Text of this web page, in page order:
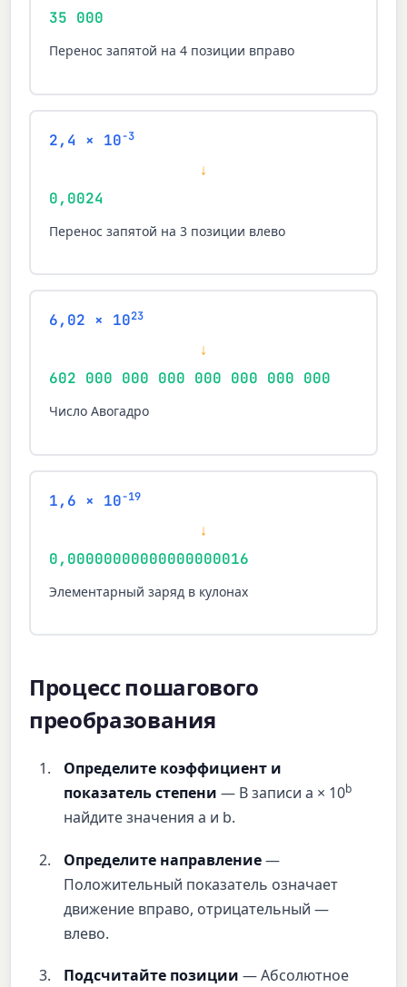
35 000
Перенос запятой на 4 позиции вправо
2,4 × 10-3
↓
0,0024
Перенос запятой на 3 позиции влево
6,02 × 1023
↓
602 000 000 000 000 000 000 000
Число Авогадро
1,6 × 10-19
↓
0,00000000000000000016
Элементарный заряд в кулонах
Процесс пошагового
преобразования
Определите коэффициент и
показатель степени — В записи a × 10b
найдите значения a и b.
Определите направление—
Положительный показатель означает
движение вправо, отрицательный —
влево.
Подсчитайте позиции — Абсолютное